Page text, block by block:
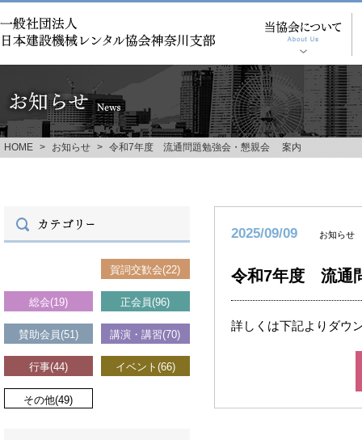
HOME > お知らせ > 令和7年度 流通問題勉強会・懇親会 案内
賀詞交歓会(22)
総会(19) 正会員(96)
賛助会員(51) 講演・講習(70)
行事(44) イベント(66)
その他(49)
2025/09/09 お知らせ
令和7年度 流通
詳しくは下記よりダウ